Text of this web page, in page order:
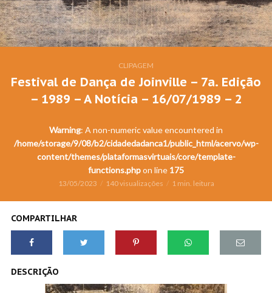
CLIPAGEM
Festival de Dança de Joinville – 7a. Edição
– 1989 – A Notícia – 16/07/1989 – 2
Warning: A non-numeric value encountered in
/home/storage/9/08/b2/cidadedadanca1/public_html/acervo/wp-
content/themes/plataformasvirtuais/core/template-
functions.phpon line 175
13/05/2023 140 visualizações 1 min. leitura
COMPARTILHAR
DESCRIÇÃO